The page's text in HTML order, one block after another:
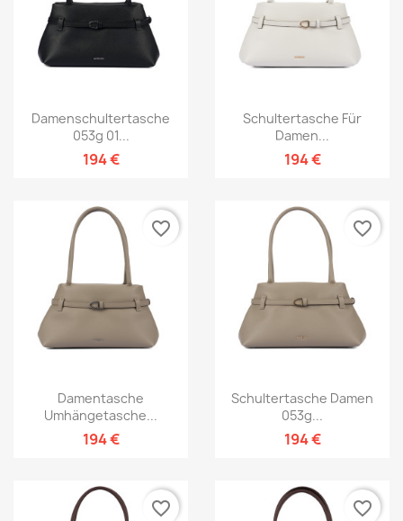
Damenschultertasche
053g 01...
194 €
Schultertasche Für
Damen...
194 €
Damentasche
Umhängetasche...
194 €
favorite_border
Schultertasche Damen
053g...
194 €
favorite_border
favorite_border favorite_border